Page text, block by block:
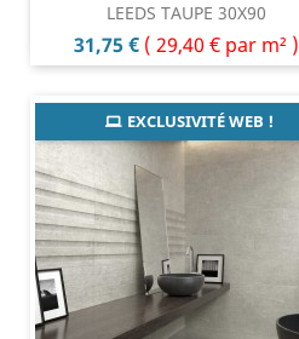
LEEDS TAUPE 30X90
Prix
31,75 € ( 29,40 € par m² )
EXCLUSIVITÉ WEB !